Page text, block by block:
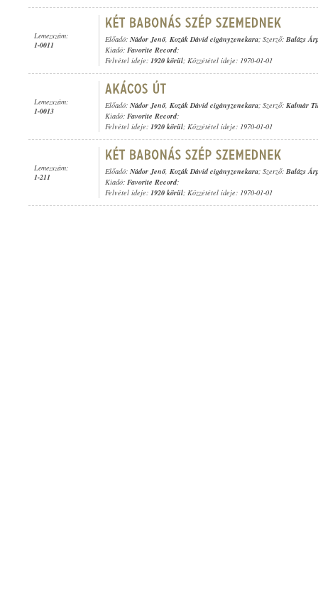
Lemezszám:
1-0011
Előadó: Nádor Jenő, Kozák Dávid cigányzenekara; Szerző: Balázs
Kiadó: Favorite Record;
Felvétel ideje: 1920 körül; Közzététel ideje: 1970-01-01
Lemezszám:
1-0013
Előadó: Nádor Jenő, Kozák Dávid cigányzenekara; Szerző: Kalmár
Kiadó: Favorite Record;
Felvétel ideje: 1920 körül; Közzététel ideje: 1970-01-01
Lemezszám:
1-211
Előadó: Nádor Jenő, Kozák Dávid cigányzenekara; Szerző: Balázs
Kiadó: Favorite Record;
Felvétel ideje: 1920 körül; Közzététel ideje: 1970-01-01